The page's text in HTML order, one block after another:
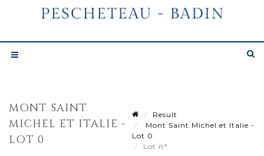
MONT SAINT
MICHEL ET ITALIE -
LOT 0
Result
Mont Saint Michel et Italie -
Lot 0
Lot n°